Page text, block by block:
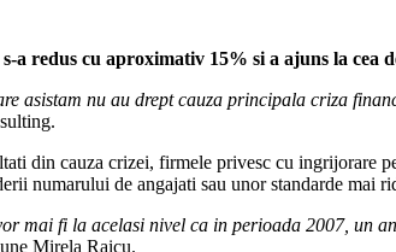
a redus cu aproximativ 15% si a ajuns la cea
asistam nu au drept cauza principala criza
din cauza crizei, firmele privesc cu ingrijorare
numarului de angajati sau unor standarde mai
mai fi la acelasi nivel ca in perioada 2007, un
Mirela Raicu.